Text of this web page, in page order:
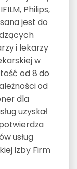
Philips,
jest do
i lekarzy
w
od 8 do
od
dla
uzyskał
usług
Izby Firm